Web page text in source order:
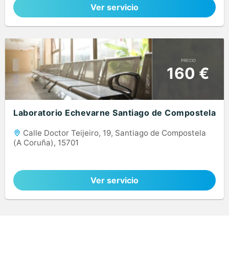
Ver servicio
PRECIO
160 €
Laboratorio Echevarne Santiago de Compostela
Calle Doctor Teijeiro, 19, Santiago de Compostela
(A Coruña), 15701
Ver servicio